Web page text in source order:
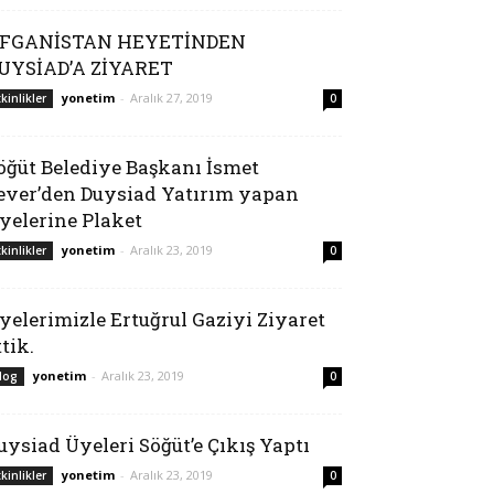
HEYETİNDEN
ZİYARET
yonetim - Aralık 27, 2019 0
Belediye Başkanı İsmet
Duysiad Yatırım yapan
Plaket
yonetim - Aralık 23, 2019 0
Ertuğrul Gaziyi Ziyaret
yonetim - Aralık 23, 2019 0
Üyeleri Söğüt’e Çıkış Yaptı
yonetim - Aralık 23, 2019 0